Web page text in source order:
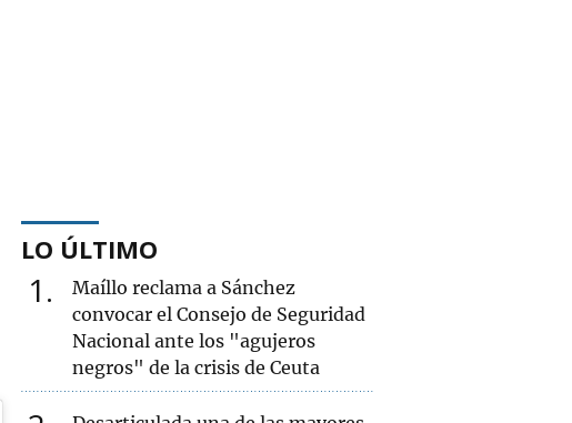
LO ÚLTIMO
1
Maíllo reclama a Sánchez
convocar el Consejo de Seguridad
Nacional ante los "agujeros
negros" de la crisis de Ceuta